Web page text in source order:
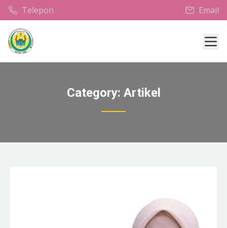
Telepon Email
Category: Artikel